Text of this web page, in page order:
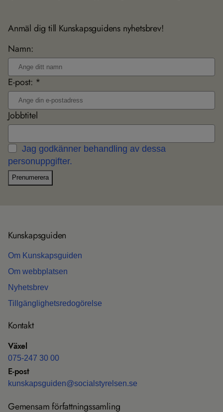
Anmäl dig till Kunskapsguidens nyhetsbrev!
Namn:
E-post: *
Jobbtitel
Jag godkänner behandling av dessa
personuppgifter.
Prenumerera
Kun­skaps­gui­den
Om Kun­skaps­gui­den
Om webb­plat­sen
Nyhets­b­rev
Till­gäng­lig­hets­re­do­gö­relse
Kon­takt
Växel
075-247 30 00
E-post
kun­skaps­gui­den@soci­al­sty­rel­sen.se
Gemen­sam för­fatt­nings­sam­ling